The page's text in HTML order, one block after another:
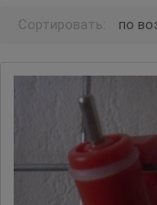
Сортировать: по